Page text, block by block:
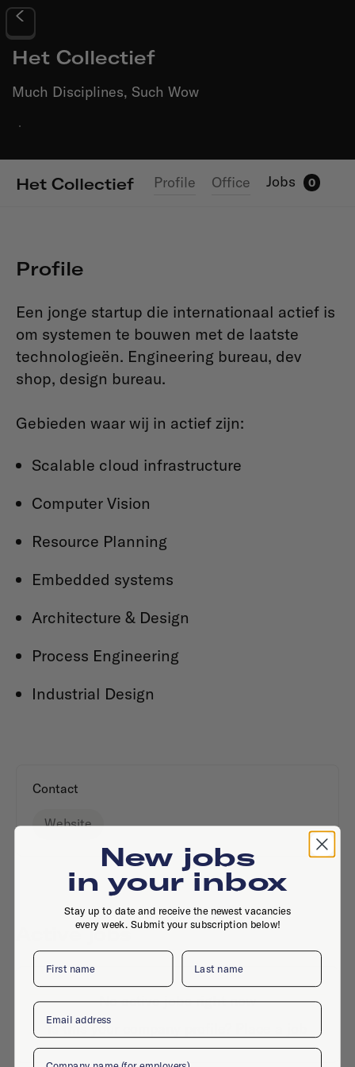
Het Collectief
Much Disciplines, Such Wow
·
Het Collectief Profile Office Jobs 0
Profile
Een jonge startup die internationaal actief is
om systemen te bouwen met de laatste
technologieën. Engineering bureau, dev
shop, design bureau.
Gebieden waar wij in actief zijn:
Scalable cloud infrastructure
Computer Vision
Resource Planning
Embedded systems
Architecture & Design
Process Engineering
Industrial Design
Contact
Website
Active jobs
No active jobs right now
Is this your company profile?
New jobs
in your inbox
Stay up to date and receive the newest vacancies
every week. Submit your subscription below!
First name Last name
Email
Company